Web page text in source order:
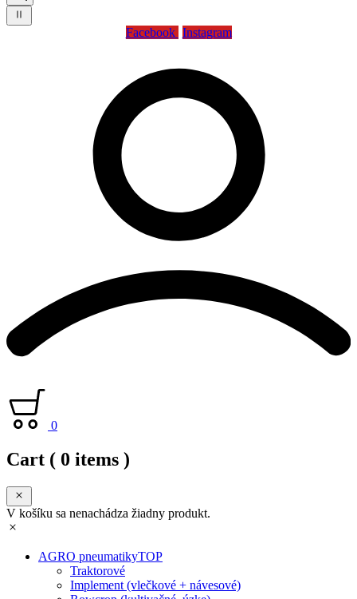
Facebook Instagram
0
Cart ( 0 items )
V košíku sa nenachádza žiadny produkt.
AGRO pneumatikyTOP
Traktorové
Implement (vlečkové + návesové)